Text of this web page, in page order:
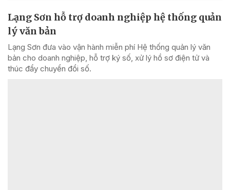
Lạng Sơn hỗ trợ doanh nghiệp hệ thống quản
lý văn bản
Lạng Sơn đưa vào vận hành miễn phí Hệ thống quản lý văn
bản cho doanh nghiệp, hỗ trợ ký số, xử lý hồ sơ điện tử và
thúc đẩy chuyển đổi số.